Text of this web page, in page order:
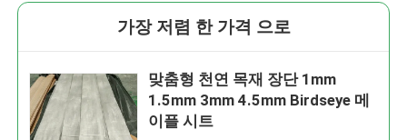
가장 저렴 한 가격 으로
맞춤형 천연 목재 장단 1mm
1.5mm 3mm 4.5mm Birdseye 메
이플 시트